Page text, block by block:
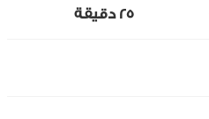
25 ‎دقيقة